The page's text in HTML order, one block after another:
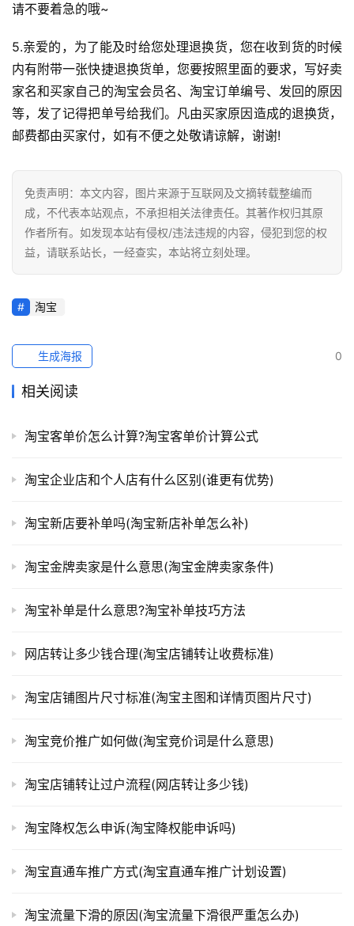
请不要着急的哦~
5.亲爱的，为了能及时给您处理退换货，您在收到货的时候
内有附带一张快捷退换货单，您要按照里面的要求，写好卖
家名和买家自己的淘宝会员名、淘宝订单编号、发回的原因
等，发了记得把单号给我们。凡由买家原因造成的退换货，
邮费都由买家付，如有不便之处敬请谅解，谢谢!
免责声明：本文内容，图片来源于互联网及文摘转载整编而
成，不代表本站观点，不承担相关法律责任。其著作权归其原
作者所有。如发现本站有侵权/违法违规的内容，侵犯到您的权
益，请联系站长，一经查实，本站将立刻处理。
淘宝
0
生成海报
相关阅读
淘宝客单价怎么计算?淘宝客单价计算公式
淘宝企业店和个人店有什么区别(谁更有优势)
淘宝新店要补单吗(淘宝新店补单怎么补)
淘宝金牌卖家是什么意思(淘宝金牌卖家条件)
淘宝补单是什么意思?淘宝补单技巧方法
网店转让多少钱合理(淘宝店铺转让收费标准)
淘宝店铺图片尺寸标准(淘宝主图和详情页图片尺寸)
淘宝竞价推广如何做(淘宝竞价词是什么意思)
淘宝店铺转让过户流程(网店转让多少钱)
淘宝降权怎么申诉(淘宝降权能申诉吗)
淘宝直通车推广方式(淘宝直通车推广计划设置)
淘宝流量下滑的原因(淘宝流量下滑很严重怎么办)